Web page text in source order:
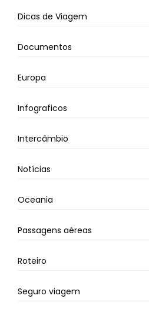
Dicas de Viagem
Documentos
Europa
Infograficos
Intercâmbio
Notícias
Oceania
Passagens aéreas
Roteiro
Seguro viagem